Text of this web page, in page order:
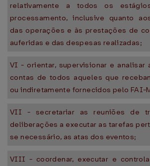
relativamente a todos os
processamento, inclusive quanto
das operações e às prestações de
auferidas e das despesas realizadas;
VI - orientar, supervisionar e analisar
contas de todos aqueles que
ou indiretamente fornecidos pelo FAI-
VII - secretariar as reuniões de
deliberações a executar as tarefas
se necessário, as atas dos eventos;
VIII - coordenar, executar e